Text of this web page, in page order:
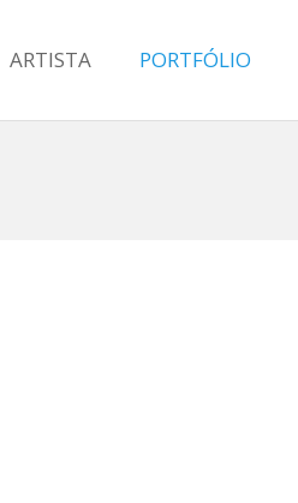
ARTISTA PORTFÓLIO